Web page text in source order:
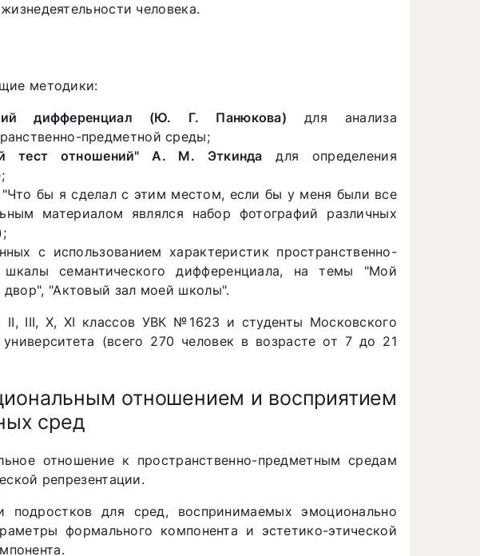
человека.
методики:
дифференциал (Ю. Г. Панюкова) для анализа
предметной среды;
тест отношений" А. М. Эткинда для определения
бы я сделал с этим местом, если бы у меня были все
материалом являлся набор фотографий различных
с использованием характеристик пространственно-
семантического дифференциала, на темы "Мой
"Актовый зал моей школы".
II, III, X, XI классов УВК №1623 и студенты Московского
университета (всего 270 человек в возрасте от 7 до 21
отношением и восприятием
сред
отношение к пространственно-предметным средам
репрезентации.
для сред, воспринимаемых эмоционально
формального компонента и эстетико-этической